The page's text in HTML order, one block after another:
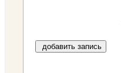
добавить запись